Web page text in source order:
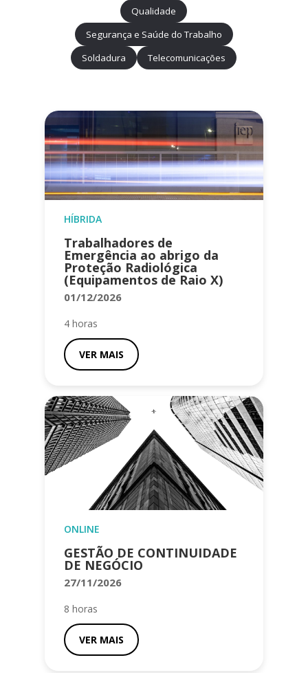
Qualidade
Segurança e Saúde do Trabalho
Soldadura
Telecomunicações
HÍBRIDA
Trabalhadores de
Emergência ao abrigo da
Proteção Radiológica
(Equipamentos de Raio X)
01/12/2026
4 horas
VER MAIS
ONLINE
GESTÃO DE CONTINUIDADE
DE NEGÓCIO
27/11/2026
8 horas
VER MAIS